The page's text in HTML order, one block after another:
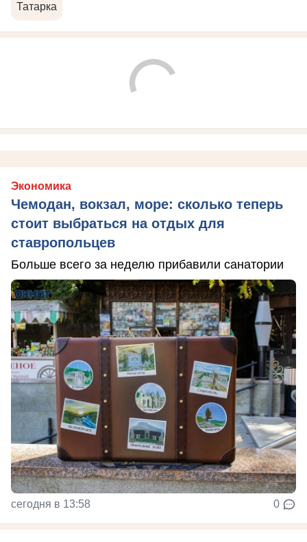
Татарка
Экономика
Чемодан, вокзал, море: сколько теперь
стоит выбраться на отдых для
ставропольцев
Больше всего за неделю прибавили санатории
сегодня в 13:58 0